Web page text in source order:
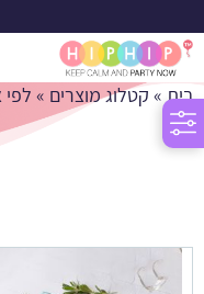
סט
בית» קטלוג מוצרים » לפי